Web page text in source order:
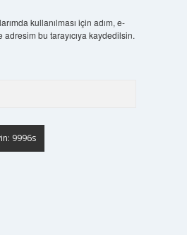
kullanılması için adım, e-
bu tarayıcıya kaydedilsin.